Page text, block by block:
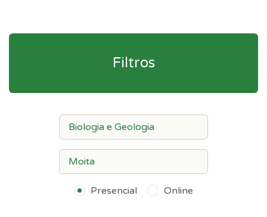
Filtros
Presencial Online